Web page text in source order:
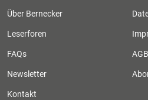
Über Bernecker
Leserforen
FAQs
Newsletter
Kontakt
AGB